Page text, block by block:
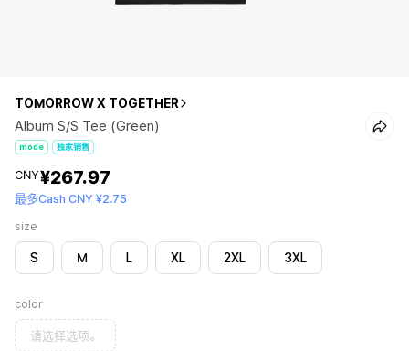
TOMORROW X TOGETHER
Album S/S Tee (Green)
mode 独家销售
CNY¥267.97
最多Cash CNY ¥2.75
size
S M L XL 2XL 3XL
color
请选择选项。